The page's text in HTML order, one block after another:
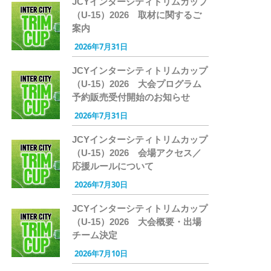
（U-15）2026 取材に関するご
案内
2026年7月31日
JCYインターシティトリムカップ
（U-15）2026 大会プログラム
予約販売受付開始のお知らせ
2026年7月31日
JCYインターシティトリムカップ
（U-15）2026 会場アクセス／
応援ルールについて
2026年7月30日
JCYインターシティトリムカップ
（U-15）2026 大会概要・出場
チーム決定
2026年7月10日